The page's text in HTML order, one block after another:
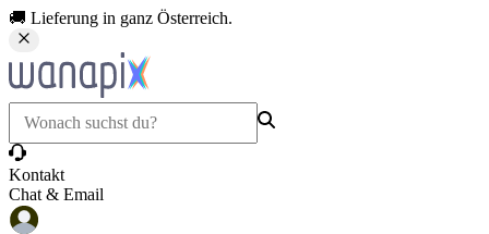
🚚 Lieferung in ganz Österreich.
Kontakt
Chat & Email